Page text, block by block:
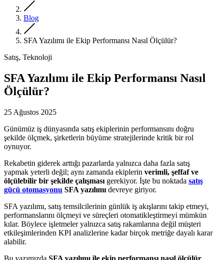
Blog
SFA Yazılımı ile Ekip Performansı Nasıl Ölçülür?
Satış, Teknoloji
SFA Yazılımı ile Ekip Performansı Nasıl
Ölçülür?
25 Ağustos 2025
Günümüz iş dünyasında satış ekiplerinin performansını doğru
şekilde ölçmek, şirketlerin büyüme stratejilerinde kritik bir rol
oynuyor.
Rekabetin giderek arttığı pazarlarda yalnızca daha fazla satış
yapmak yeterli değil; aynı zamanda ekiplerin verimli, şeffaf ve
ölçülebilir bir şekilde çalışması gerekiyor. İşte bu noktada satış
gücü otomasyonu SFA yazılımı devreye giriyor.
SFA yazılımı, satış temsilcilerinin günlük iş akışlarını takip etmeyi,
performanslarını ölçmeyi ve süreçleri otomatikleştirmeyi mümkün
kılar. Böylece işletmeler yalnızca satış rakamlarına değil müşteri
etkileşimlerinden KPI analizlerine kadar birçok metriğe dayalı karar
alabilir.
Bu yazımızda SFA yazılımı ile ekip performansı nasıl ölçülür